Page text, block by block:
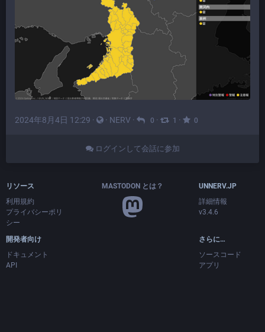
2024年8月4日 12:29 · · NERV · 0 · 1 · 0
ログインして会話に参加
リソース
利用規約
プライバシーポリ
シー
開発者向け
ドキュメント
API
MASTODON とは？
UNNERV.JP
詳細情報
v3.4.6
さらに…
ソースコード
アプリ